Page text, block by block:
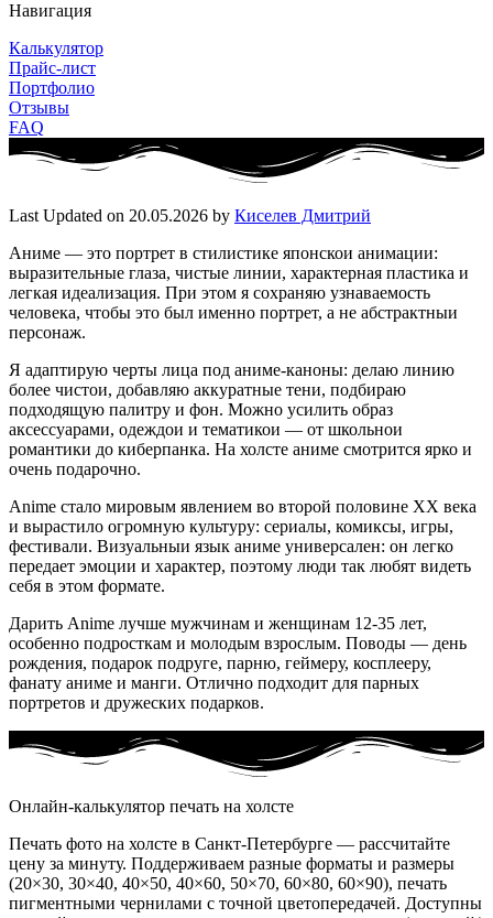
Навигация
Калькулятор
Прайс-лист
Портфолио
Отзывы
FAQ
Last Updated on 20.05.2026 by Киселев Дмитрий
Аниме — это портрет в стилистике японскои анимации:
выразительные глаза, чистые линии, характерная пластика и
легкая идеализация. При этом я сохраняю узнаваемость
человека, чтобы это был именно портрет, а не абстрактныи
персонаж.
Я адаптирую черты лица под аниме-каноны: делаю линию
более чистои, добавляю аккуратные тени, подбираю
подходящую палитру и фон. Можно усилить образ
аксессуарами, одеждои и тематикои — от школьнои
романтики до киберпанка. На холсте аниме смотрится ярко и
очень подарочно.
Anime стало мировым явлением во второй половине XX века
и вырастило огромную культуру: сериалы, комиксы, игры,
фестивали. Визуальныи язык аниме универсален: он легко
передает эмоции и характер, поэтому люди так любят видеть
себя в этом формате.
Дарить Anime лучше мужчинам и женщинам 12-35 лет,
особенно подросткам и молодым взрослым. Поводы — день
рождения, подарок подруге, парню, геймеру, косплееру,
фанату аниме и манги. Отлично подходит для парных
портретов и дружеских подарков.
Онлайн-калькулятор печать на холсте
Печать фото на холсте в Санкт‑Петербурге — рассчитайте
цену за минуту. Поддерживаем разные форматы и размеры
(20×30, 30×40, 40×50, 40×60, 50×70, 60×80, 60×90), печать
пигментными чернилами с точной цветопередачей. Доступны